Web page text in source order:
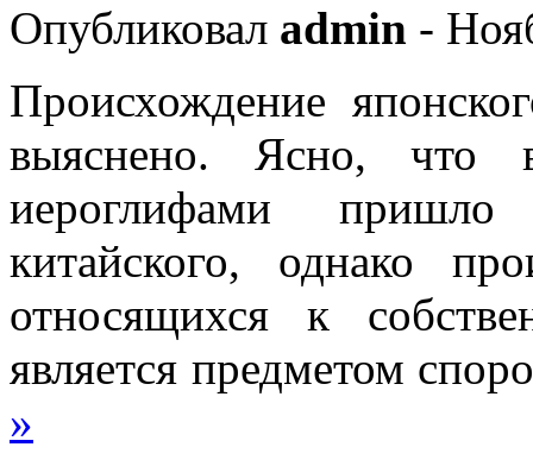
Опубликовал admin -
Происхождение
выяснено. Ясно, что
иероглифами
китайского, однако
относящихся к
является предметом
»